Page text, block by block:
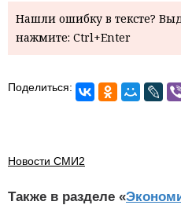
Нашли ошибку в тексте?
нажмите: Ctrl+Enter
Поделиться:
Новости СМИ2
Также в разделе «